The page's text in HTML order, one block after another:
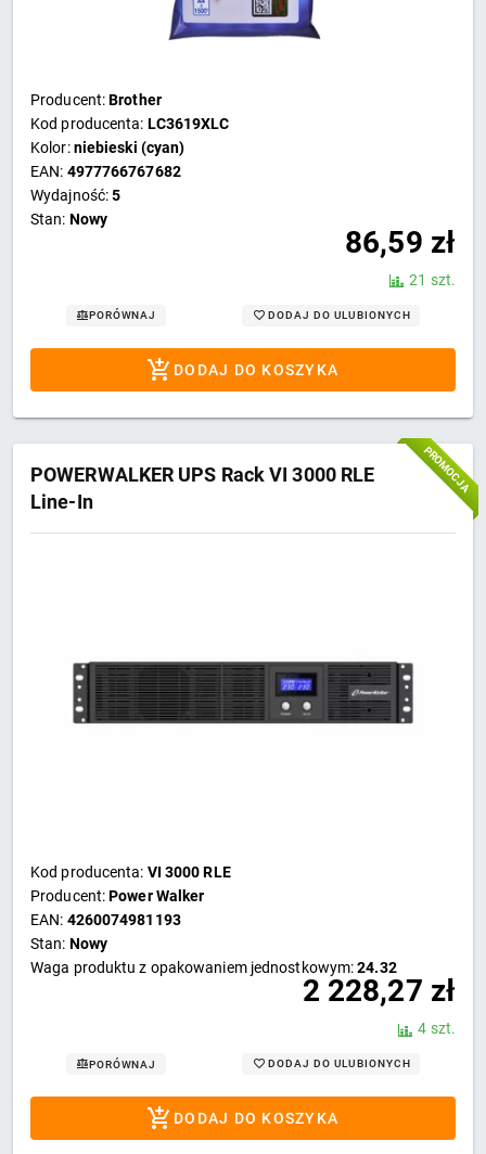
Producent:Brother
Kod producenta: LC3619XLC
Kolor:niebieski (cyan)
EAN: 4977766767682
Wydajność:5
Stan: Nowy
86,59 zł
21 szt.
PORÓWNAJ DODAJ DO ULUBIONYCH
DODAJ DO KOSZYKA
POWERWALKER UPS Rack VI 3000 RLE
Line-In
Kod producenta: VI 3000 RLE
Producent:Power Walker
EAN: 4260074981193
Stan: Nowy
Waga produktu z opakowaniem jednostkowym:24.32
2 228,27 zł
4 szt.
PORÓWNAJ DODAJ DO ULUBIONYCH
DODAJ DO KOSZYKA
PROMOCJA